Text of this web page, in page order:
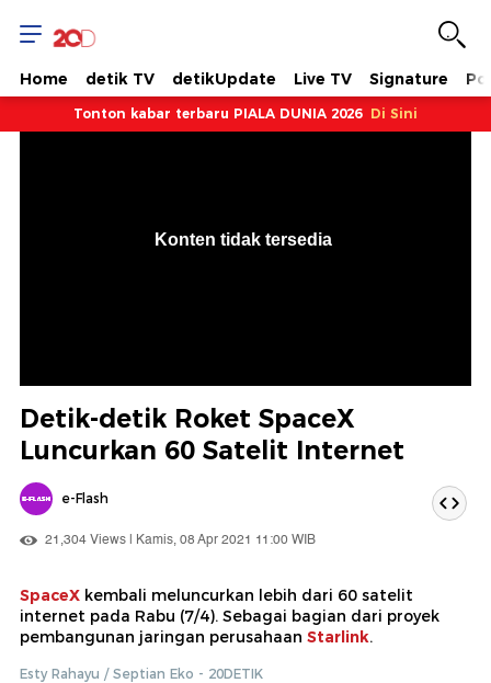
Home detik TV detikUpdate Live TV Signature
Tonton kabar terbaru PIALA DUNIA 2026 Di Sini
Konten tidak tersedia
Detik-detik Roket SpaceX
Luncurkan 60 Satelit Internet
e-Flash
21,304 Views | Kamis, 08 Apr 2021 11:00 WIB
SpaceX kembali meluncurkan lebih dari 60 satelit
internet pada Rabu (7/4). Sebagai bagian dari proyek
pembangunan jaringan perusahaan Starlink.
Esty Rahayu / Septian Eko - 20DETIK